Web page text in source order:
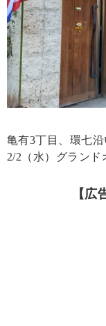
亀有3丁目、環七
2/2（水）グランド
【広